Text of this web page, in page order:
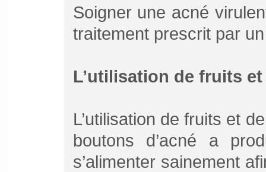
Soigner une acné
traitement prescrit par
L’utilisation de fruits
L’utilisation de fruits et
boutons d’acné a
s’alimenter sainement